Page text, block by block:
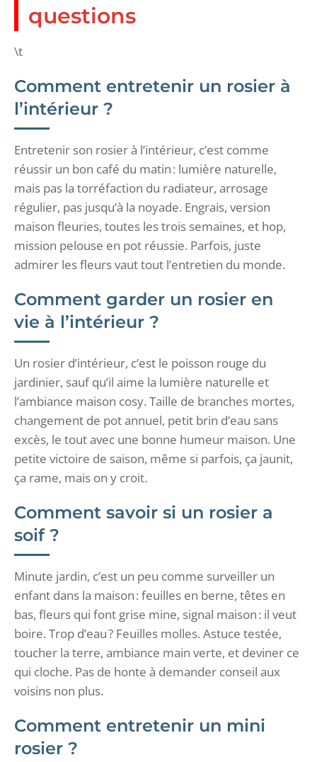
questions
\t
Comment entretenir un rosier à
l’intérieur ?
Entretenir son rosier à l’intérieur, c’est comme
réussir un bon café du matin : lumière naturelle,
mais pas la torréfaction du radiateur, arrosage
régulier, pas jusqu’à la noyade. Engrais, version
maison fleuries, toutes les trois semaines, et hop,
mission pelouse en pot réussie. Parfois, juste
admirer les fleurs vaut tout l’entretien du monde.
Comment garder un rosier en
vie à l’intérieur ?
Un rosier d’intérieur, c’est le poisson rouge du
jardinier, sauf qu’il aime la lumière naturelle et
l’ambiance maison cosy. Taille de branches mortes,
changement de pot annuel, petit brin d’eau sans
excès, le tout avec une bonne humeur maison. Une
petite victoire de saison, même si parfois, ça jaunit,
ça rame, mais on y croit.
Comment savoir si un rosier a
soif ?
Minute jardin, c’est un peu comme surveiller un
enfant dans la maison : feuilles en berne, têtes en
bas, fleurs qui font grise mine, signal maison : il veut
boire. Trop d’eau ? Feuilles molles. Astuce testée,
toucher la terre, ambiance main verte, et deviner ce
qui cloche. Pas de honte à demander conseil aux
voisins non plus.
Comment entretenir un mini
rosier ?